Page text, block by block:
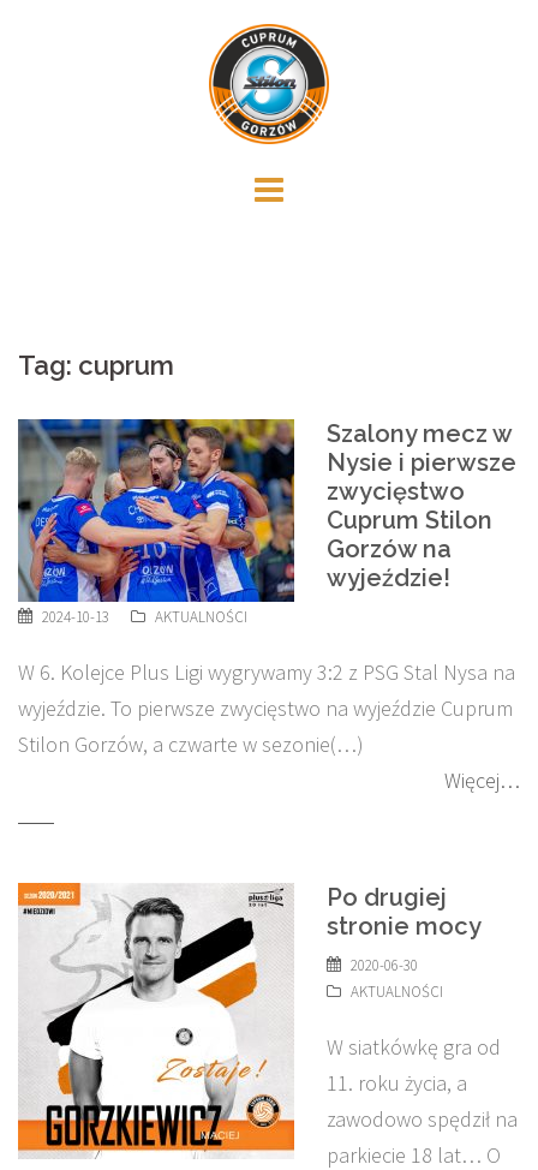
Tag: cuprum
Szalony mecz w
Nysie i pierwsze
zwycięstwo
Cuprum Stilon
Gorzów na
wyjeździe!
2024-10-13 AKTUALNOŚCI
W 6. Kolejce Plus Ligi wygrywamy 3:2 z PSG Stal Nysa na
wyjeździe. To pierwsze zwycięstwo na wyjeździe Cuprum
Stilon Gorzów, a czwarte w sezonie(…)
Więcej…
Po drugiej
stronie mocy
2020-06-30
AKTUALNOŚCI
W siatkówkę gra od
11. roku życia, a
zawodowo spędził na
parkiecie 18 lat… O